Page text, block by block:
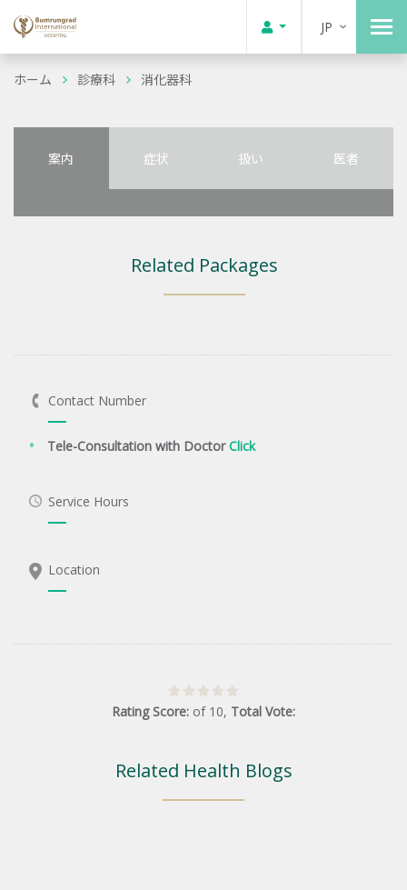
JP
ホーム 診療科 消化器科
案内 症状 扱い 医者
Related Packages
Contact Number
Tele-Consultation with DoctorClick
Service Hours
Location
Rating Score: of 10, Total Vote:
Related Health Blogs